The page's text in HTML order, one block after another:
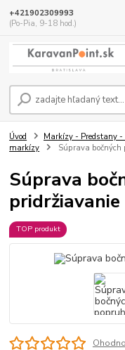
+421902309993
(Po-Pia, 9-18 hod.)
Úvod Markízy - Predstany
markízy
Súprava
Súprava
pridržiavanie
TOP produkt